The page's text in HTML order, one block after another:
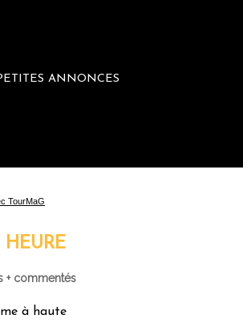
ANNONCES
HEURE
+ commentés
à haute